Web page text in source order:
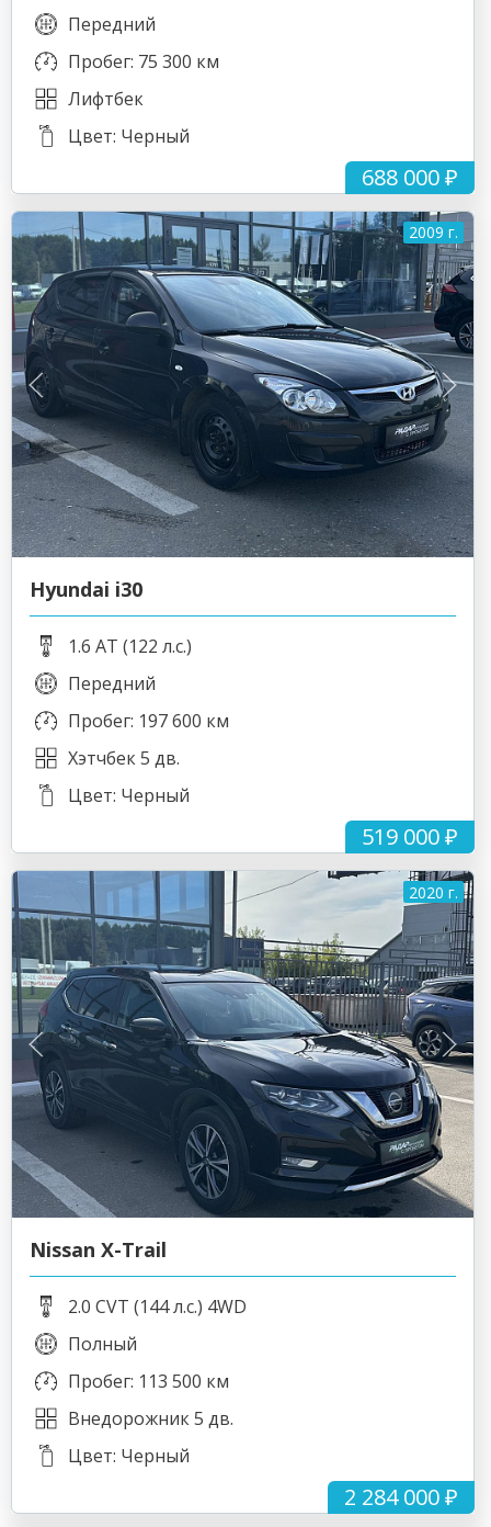
688 000 ₽
Передний
Пробег: 75 300 км
Лифтбек
Цвет: Черный
2009 г.
519 000 ₽
Hyundai i30
1.6 AT (122 л.с.)
Передний
Пробег: 197 600 км
Хэтчбек 5 дв.
Цвет: Черный
2020 г.
2 284 000 ₽
Nissan X-Trail
2.0 CVT (144 л.с.) 4WD
Полный
Пробег: 113 500 км
Внедорожник 5 дв.
Цвет: Черный